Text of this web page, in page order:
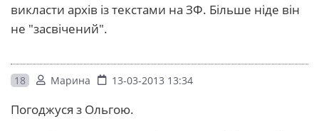
викласти архів із текстами на ЗФ. Більше ніде він
не "засвічений".
18 Марина 13-03-2013 13:34
Погоджуся з Ольгою.